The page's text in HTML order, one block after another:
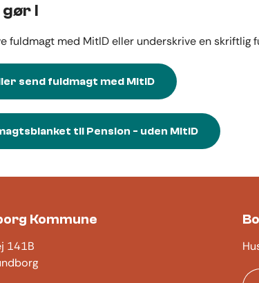
gør I
fuldmagt med MitID eller underskrive en skriftlig
send fuldmagt med MitID
til Pension - uden MitID
Kommune
141B